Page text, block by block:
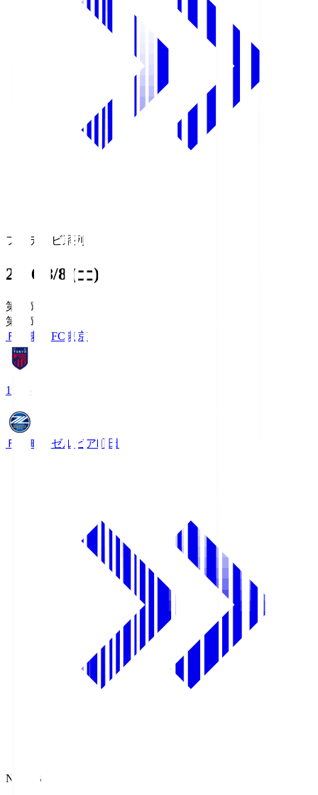
フジテレビ系列
2026/8/8 (土)
第1節
第1節
ＦＣ東京 FC東京
19:06
ＦＣ町田ゼルビア町田
NHK BS